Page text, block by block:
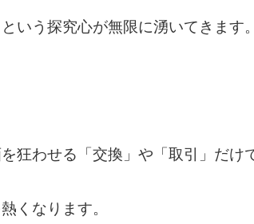
いう探究心が無限に湧いてきます。
狂わせる「交換」や「取引」だけ
くなります。